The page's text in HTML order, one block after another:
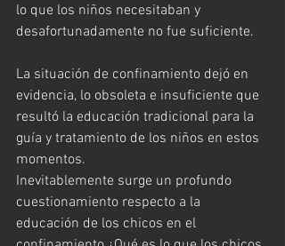
lo que los niños necesitaban y
desafortunadamente no fue suficiente.
La situación de confinamiento dejó en
evidencia, lo obsoleta e insuficiente que
resultó la educación tradicional para la
guía y tratamiento de los niños en estos
momentos.
Inevitablemente surge un profundo
cuestionamiento respecto a la
educación de los chicos en el